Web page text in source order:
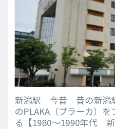
新潟駅 今昔 昔の新潟
のPLAKA（プラーカ）
る【1980～1990年代